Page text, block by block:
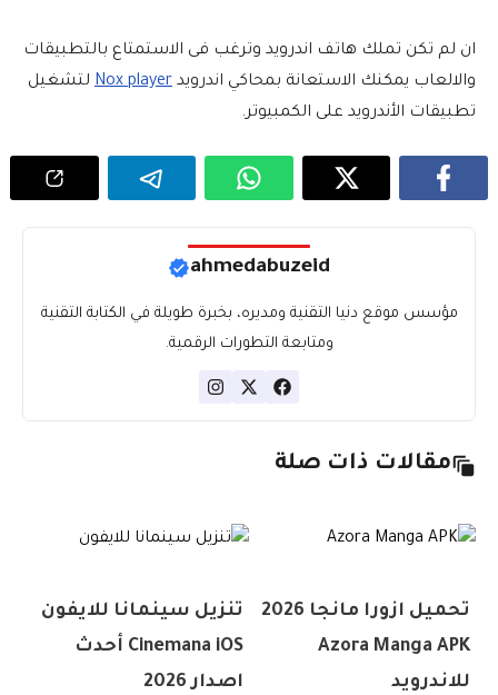
ان لم تكن تملك هاتف اندرويد وترغب فى الاستمتاع بالتطبيقات
والالعاب يمكنك الاستعانة بمحاكي اندرويد Nox player لتشغيل
تطبيقات الأندرويد على الكمبيوتر.
ahmedabuzeid
مؤسس موقع دنيا التقنية ومديره، بخبرة طويلة في الكتابة التقنية
ومتابعة التطورات الرقمية.
مقالات ذات صلة
تحميل ازورا مانجا 2026
Azora Manga APK
للاندرويد
تنزيل سينمانا للايفون
Cinemana iOS أحدث
اصدار 2026